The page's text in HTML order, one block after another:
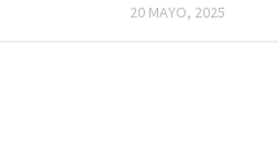
20 MAYO, 2025